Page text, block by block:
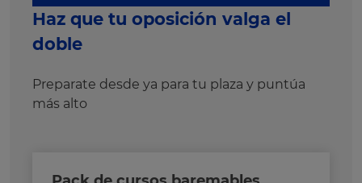
Haz que tu oposición valga el
doble
Preparate desde ya para tu plaza y puntúa
más alto